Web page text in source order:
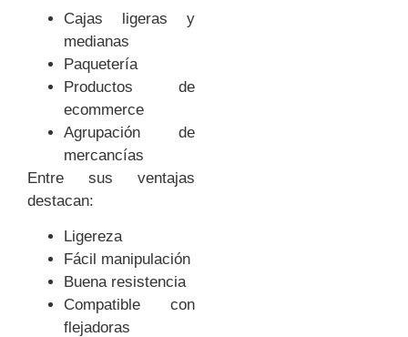
Cajas ligeras y
medianas
Paquetería
Productos de
ecommerce
Agrupación de
mercancías
Entre sus ventajas
destacan:
Ligereza
Fácil manipulación
Buena resistencia
Compatible con
flejadoras